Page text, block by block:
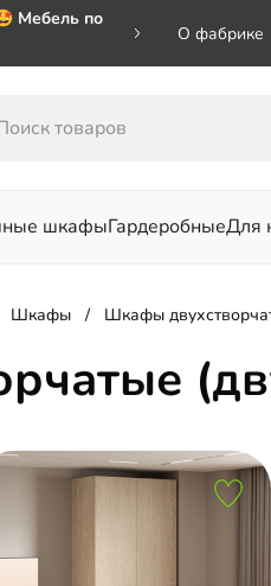
Мебель по
на номер
О фабрике
шкафыГардеробныеДля
Шкафы Шкафы